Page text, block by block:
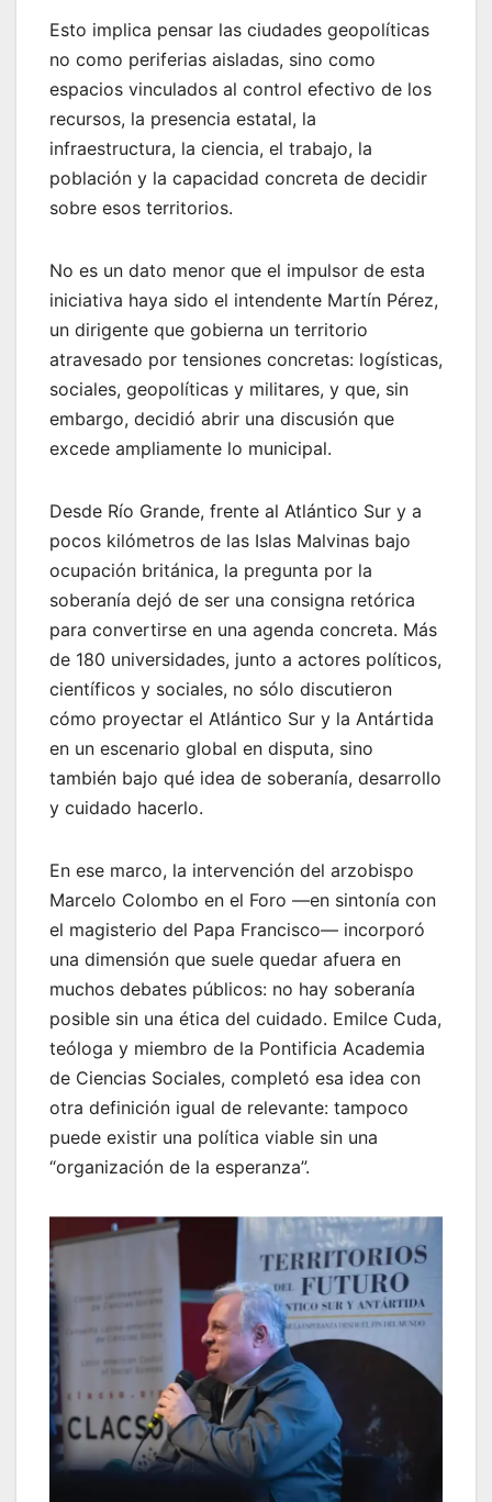
Esto implica pensar las ciudades geopolíticas
no como periferias aisladas, sino como
espacios vinculados al control efectivo de los
recursos, la presencia estatal, la
infraestructura, la ciencia, el trabajo, la
población y la capacidad concreta de decidir
sobre esos territorios.
No es un dato menor que el impulsor de esta
iniciativa haya sido el intendente Martín Pérez,
un dirigente que gobierna un territorio
atravesado por tensiones concretas: logísticas,
sociales, geopolíticas y militares, y que, sin
embargo, decidió abrir una discusión que
excede ampliamente lo municipal.
Desde Río Grande, frente al Atlántico Sur y a
pocos kilómetros de las Islas Malvinas bajo
ocupación británica, la pregunta por la
soberanía dejó de ser una consigna retórica
para convertirse en una agenda concreta. Más
de 180 universidades, junto a actores políticos,
científicos y sociales, no sólo discutieron
cómo proyectar el Atlántico Sur y la Antártida
en un escenario global en disputa, sino
también bajo qué idea de soberanía, desarrollo
y cuidado hacerlo.
En ese marco, la intervención del arzobispo
Marcelo Colombo en el Foro —en sintonía con
el magisterio del Papa Francisco— incorporó
una dimensión que suele quedar afuera en
muchos debates públicos: no hay soberanía
posible sin una ética del cuidado. Emilce Cuda,
teóloga y miembro de la Pontificia Academia
de Ciencias Sociales, completó esa idea con
otra definición igual de relevante: tampoco
puede existir una política viable sin una
“organización de la esperanza”.